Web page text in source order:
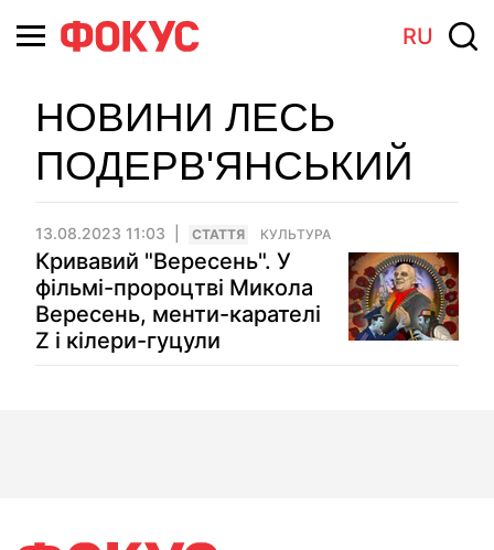
RU
НОВИНИ ЛЕСЬ
ПОДЕРВ'ЯНСЬКИЙ
13.08.2023 11:03 СТАТТЯ КУЛЬТУРА
Кривавий "Вересень". У
фільмі-пророцтві Микола
Вересень, менти-карателі
Z і кілери-гуцули